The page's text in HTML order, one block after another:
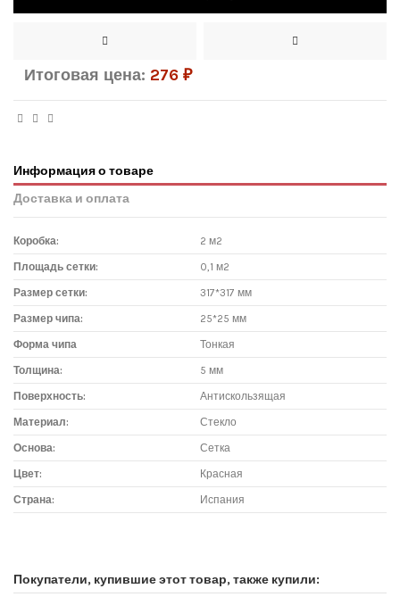
Итоговая цена: 276 ₽
Информация о товаре
Доставка и оплата
Коробка: 2 м2
Площадь сетки: 0,1 м2
Размер сетки: 317*317 мм
Размер чипа: 25*25 мм
Форма чипа Тонкая
Толщина: 5 мм
Поверхность: Антискользящая
Материал: Стекло
Основа: Сетка
Цвет: Красная
Страна: Испания
1. Самовывоз из магазина:
Покупатели, купившие этот товар, также купили: